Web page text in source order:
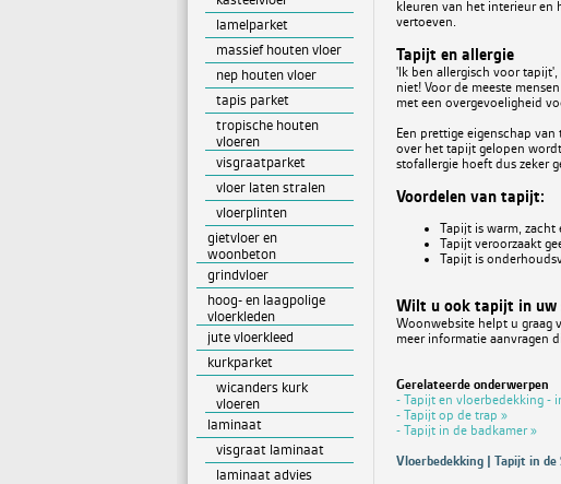
kleuren van het interieur en
vertoeven.
Tapijt en allergie
'Ik ben allergisch voor
niet! Voor de meeste
met een overgevoeligheid
Een prettige eigenschap
over het tapijt gelopen
stofallergie hoeft dus zeker
Voordelen van tapijt:
Tapijt is warm, zacht
Tapijt veroorzaakt
Tapijt is
Wilt u ook tapijt in uw
Woonwebsite helpt u graag
meer informatie aanvragen
Gerelateerde onderwerpen
- Tapijt en vloerbedekking -
- Tapijt op de trap »
- Tapijt in de badkamer »
Vloerbedekking | Tapijt in
lamelparket
massief houten vloer
nep houten vloer
tapis parket
tropische houten
vloeren
visgraatparket
vloer laten stralen
vloerplinten
gietvloer en
woonbeton
grindvloer
hoog- en laagpolige
vloerkleden
jute vloerkleed
kurkparket
wicanders kurk
vloeren
laminaat
visgraat laminaat
laminaat advies